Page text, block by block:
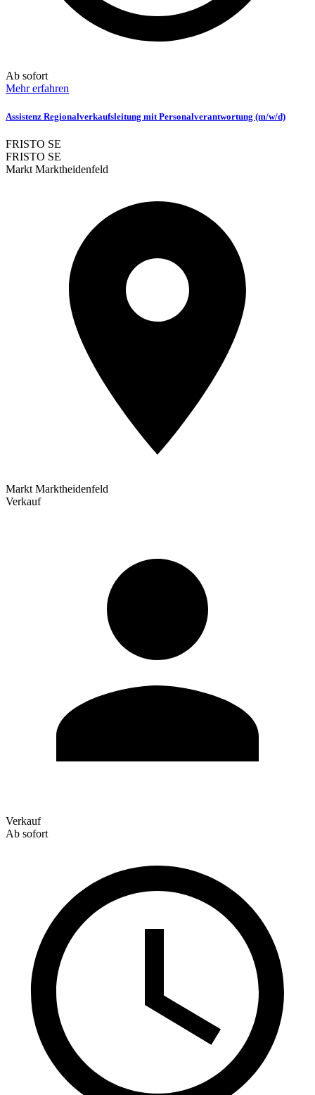
Ab sofort
Mehr erfahren
Assistenz Regionalverkaufsleitung mit Personalverantwortung (m/w/d)
FRISTO SE
FRISTO SE
Markt Marktheidenfeld
Markt Marktheidenfeld
Verkauf
Verkauf
Ab sofort